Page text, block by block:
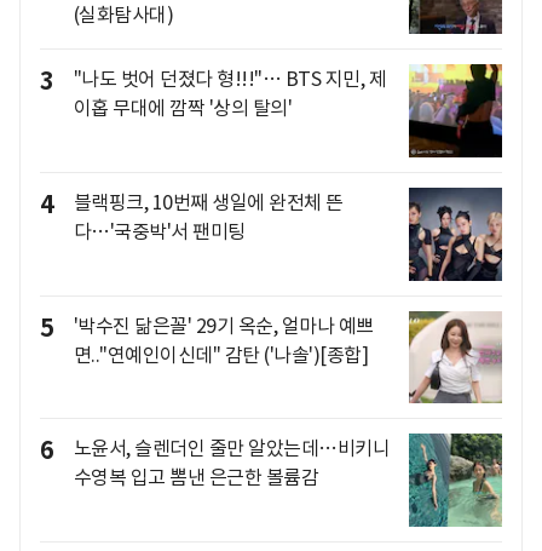
(실화탐사대)
3
"나도 벗어 던졌다 형!!!"… BTS 지민, 제
이홉 무대에 깜짝 '상의 탈의'
4
블랙핑크, 10번째 생일에 완전체 뜬
다…'국중박'서 팬미팅
5
'박수진 닮은꼴' 29기 옥순, 얼마나 예쁘
면.."연예인이신데" 감탄 ('나솔')[종합]
6
노윤서, 슬렌더인 줄만 알았는데…비키니
수영복 입고 뽐낸 은근한 볼륨감